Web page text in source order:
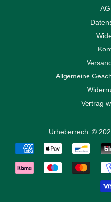
Allgemeine
Vertrag
Urheberrecht ©